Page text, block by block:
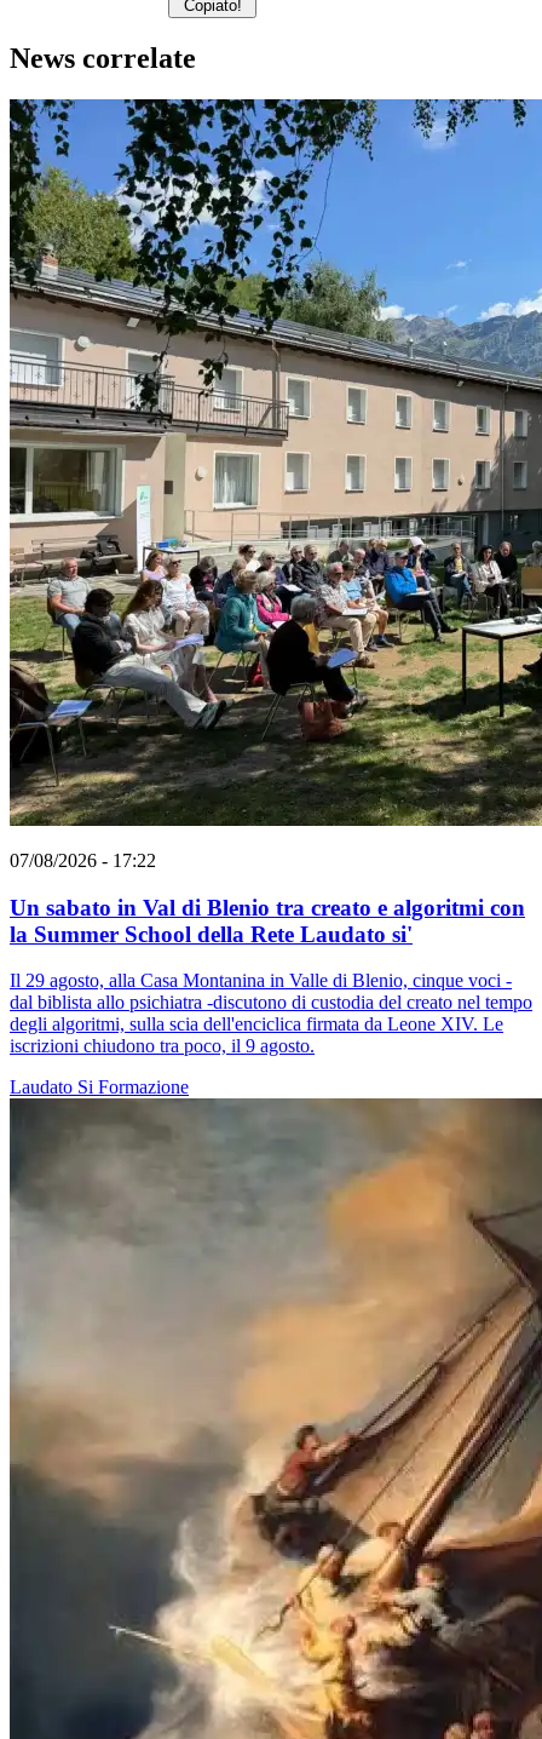
Copiato!
News correlate
07/08/2026 - 17:22
Un sabato in Val di Blenio tra creato e algoritmi con
la Summer School della Rete Laudato si'
Il 29 agosto, alla Casa Montanina in Valle di Blenio, cinque voci -
dal biblista allo psichiatra -discutono di custodia del creato nel tempo
degli algoritmi, sulla scia dell'enciclica firmata da Leone XIV. Le
iscrizioni chiudono tra poco, il 9 agosto.
Laudato Si Formazione